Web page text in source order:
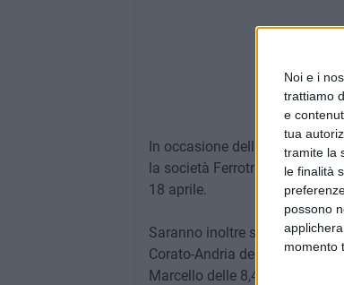
Noi e i
trattiamo
e
tua
tramite la
le finalità
possono
momento
In occasione delle festività
la società Ferrotramviaria
18 aprile.
Saranno inoltre soppresse
Corato-Andria delle ore 8,30;
Marcello delle 8,40; Bitonto-